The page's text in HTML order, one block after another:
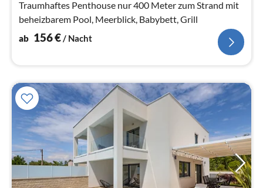
Traumhaftes Penthouse nur 400 Meter zum Strand mit
beheizbarem Pool, Meerblick, Babybett, Grill
ab 156€/ Nacht